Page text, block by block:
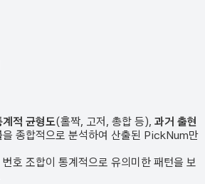
계적 균형도(홀짝, 고저, 총합 등), 과거 출현
을 종합적으로 분석하여 산출된 PickNum만
호 조합이 통계적으로 유의미한 패턴을 보